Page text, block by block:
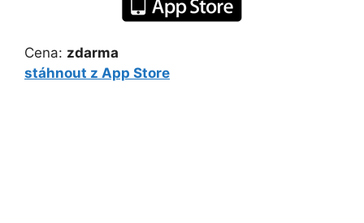
Cena: zdarma
stáhnout z App Store